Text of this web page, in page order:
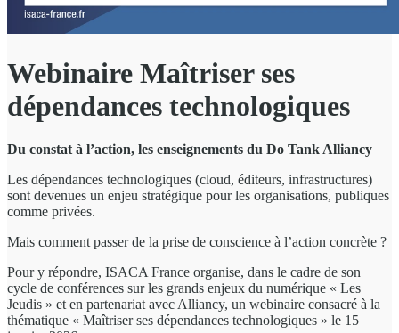
Webinaire Maîtriser ses
dépendances technologiques
Du constat à l’action, les enseignements du Do Tank Alliancy
Les dépendances technologiques (cloud, éditeurs, infrastructures)
sont devenues un enjeu stratégique pour les organisations, publiques
comme privées.
Mais comment passer de la prise de conscience à l’action concrète ?
Pour y répondre, ISACA France organise, dans le cadre de son
cycle de conférences sur les grands enjeux du numérique « Les
Jeudis » et en partenariat avec Alliancy, un webinaire consacré à la
thématique « Maîtriser ses dépendances technologiques » le 15